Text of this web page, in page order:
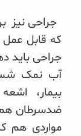
جراحی نیز
که قابل عمل
جراحی باید
آب نمک
بیمار،
ضدسرطان
مواردی هم